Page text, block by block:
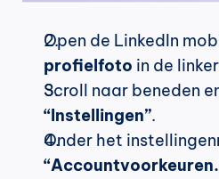
profielfoto in de
“Instellingen”.